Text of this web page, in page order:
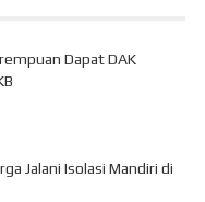
Dapat DAK
Jalani Isolasi Mandiri di